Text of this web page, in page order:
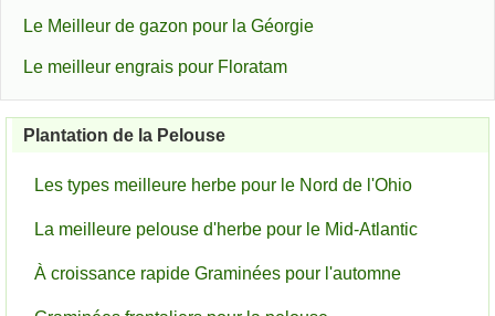
Le Meilleur de gazon pour la Géorgie
Le meilleur engrais pour Floratam
Plantation de la Pelouse
Les types meilleure herbe pour le Nord de l'Ohio
La meilleure pelouse d'herbe pour le Mid-Atlantic
À croissance rapide Graminées pour l'automne